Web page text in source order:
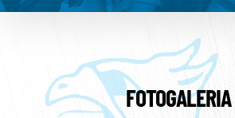
FOTOGALERIA